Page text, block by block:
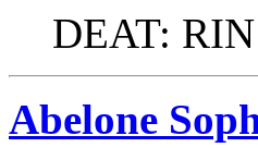
DEAT:
Abelone